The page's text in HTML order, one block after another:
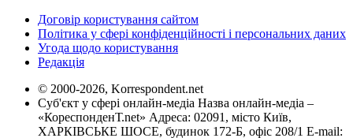
Договір користування сайтом
Політика у сфері конфіденційності і персональних даних
Угода щодо користування
Редакція
© 2000-2026, Korrespondent.net
Суб'єкт у сфері онлайн-медіа Назва онлайн-медіа –
«КореспонденТ.net» Адреса: 02091, місто Київ,
ХАРКІВСЬКЕ ШОСЕ, будинок 172-Б, офіс 208/1 E-mail: